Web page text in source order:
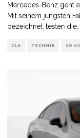
Mercedes-Benz geht
Mit seinem jüngsten
bezeichnet, testen die
CLA TECHNIK 20